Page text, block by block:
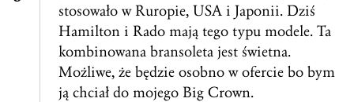
stosowało w Ruropie, USA i Japonii. Dziś
Hamilton i Rado mają tego typu modele. Ta
kombinowana bransoleta jest świetna.
Możliwe, że będzie osobno w ofercie bo bym
ją chciał do mojego Big Crown.